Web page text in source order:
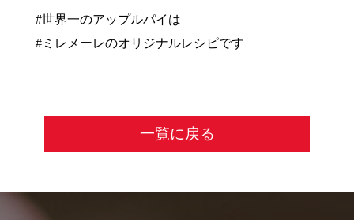
#世界一のアップルパイは
#ミレメーレのオリジナルレシピです
一覧に戻る